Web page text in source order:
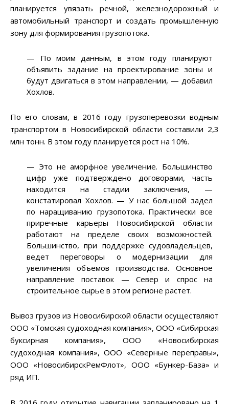
планируется увязать речной, железнодорожный и
автомобильный транспорт и создать промышленную
зону для формирования грузопотока.
— По моим данным, в этом году планируют
объявить задание на проектирование зоны и
будут двигаться в этом направлении, — добавил
Хохлов.
По его словам, в 2016 году грузоперевозки водным
транспортом в Новосибирской области составили 2,3
млн тонн. В этом году планируется рост на 10%.
— Это не аморфное увеличение. Большинство
цифр уже подтверждено договорами, часть
находится на стадии заключения, —
констатировал Хохлов. — У нас большой задел
по наращиванию грузопотока. Практически все
приречные карьеры Новосибирской области
работают на пределе своих возможностей.
Большинство, при поддержке судовладельцев,
ведет переговоры о модернизации для
увеличения объемов производства. Основное
направление поставок — Север и спрос на
строительное сырье в этом регионе растет.
Вывоз грузов из Новосибирской области осуществляют
ООО «Томская судоходная компания», ООО «Сибирская
буксирная компания», ООО «Новосибирская
судоходная компания», ООО «Северные переправы»,
ООО «НовосибирскРемФлот», ООО «Бункер-База» и
ряд ИП.